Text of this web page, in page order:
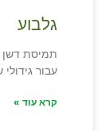
גלבוע
תמיסת דשן
עבור
קרא עוד »